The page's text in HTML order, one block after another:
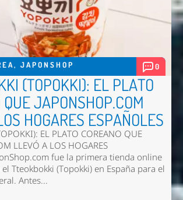
, JAPONSHOP 0
(TOPOKKI): EL PLATO
QUE JAPONSHOP.COM
HOGARES ESPAÑOLES
EL PLATO COREANO QUE
LLEVÓ A LOS HOGARES
fue la primera tienda online
Tteokbokki (Topokki) en España para el
Antes...